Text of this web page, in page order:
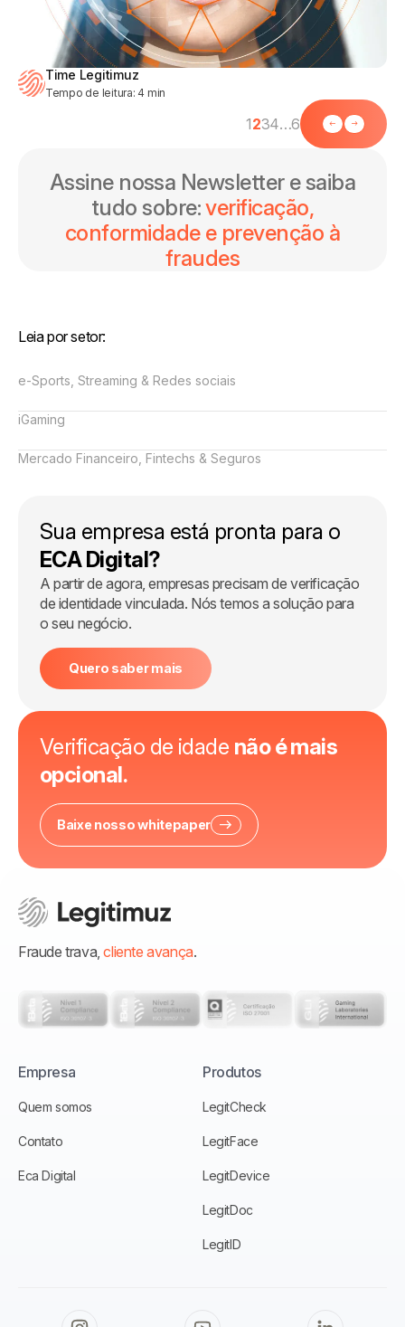
Leia por setor:
e-Sports, Streaming & Redes sociais
iGaming
Mercado Financeiro, Fintechs & Seguros
Sua empresa está pronta para o
ECA Digital?
A partir de agora, empresas precisam de verificação
de identidade vinculada. Nós temos a solução para
o seu negócio.
Quero saber mais
Verificação de idade não é mais
opcional.
Baixe nosso whitepaper
Time Legitimuz
Tempo de leitura: 4 min
1234…6
Assine nossa Newsletter e saiba
tudo sobre:verificação,
conformidade e prevenção à
fraudes
Fraude trava,cliente avança.
Empresa
Quem somos
Contato
Eca Digital
Produtos
LegitCheck
LegitFace
LegitDevice
LegitDoc
LegitID